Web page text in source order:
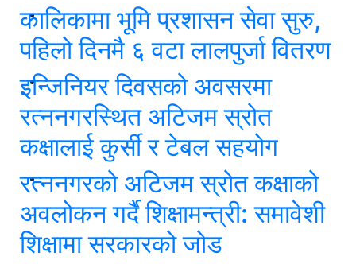
कालिकामा भूमि प्रशासन सेवा सुरु,
पहिलो दिनमै ६ वटा लालपुर्जा वितरण
इन्जिनियर दिवसको अवसरमा
रत्ननगरस्थित अटिजम स्रोत
कक्षालाई कुर्सी र टेबल सहयोग
रत्ननगरको अटिजम स्रोत कक्षाको
अवलोकन गर्दै शिक्षामन्त्री: समावेशी
शिक्षामा सरकारको जोड